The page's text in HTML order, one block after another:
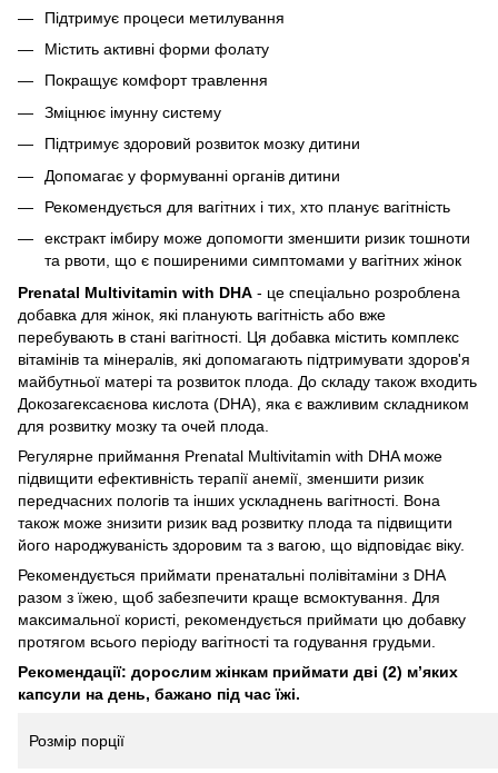
Підтримує процеси метилування
Містить активні форми фолату
Покращує комфорт травлення
Зміцнює імунну систему
Підтримує здоровий розвиток мозку дитини
Допомагає у формуванні органів дитини
Рекомендується для вагітних і тих, хто планує вагітність
екстракт імбиру може допомогти зменшити ризик тошноти
та рвоти, що є поширеними симптомами у вагітних жінок
Prenatal Multivitamin with DHA - це спеціально розроблена
добавка для жінок, які планують вагітність або вже
перебувають в стані вагітності. Ця добавка містить комплекс
вітамінів та мінералів, які допомагають підтримувати здоров'я
майбутньої матері та розвиток плода. До складу також входить
Докозагексаєнова кислота (DHA), яка є важливим складником
для розвитку мозку та очей плода.
Регулярне приймання Prenatal Multivitamin with DHA може
підвищити ефективність терапії анемії, зменшити ризик
передчасних пологів та інших ускладнень вагітності. Вона
також може знизити ризик вад розвитку плода та підвищити
його народжуваність здоровим та з вагою, що відповідає віку.
Рекомендується приймати пренатальні полівітаміни з DHA
разом з їжею, щоб забезпечити краще всмоктування. Для
максимальної користі, рекомендується приймати цю добавку
протягом всього періоду вагітності та годування грудьми.
Рекомендації: дорослим жінкам приймати дві (2) м’яких
капсули на день, бажано під час їжі.
Розмір порції